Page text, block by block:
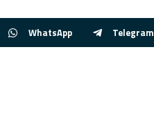
WhatsApp Telegram